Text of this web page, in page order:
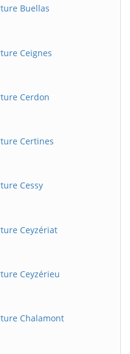
Buellas
Ceignes
Cerdon
Certines
Cessy
Ceyzériat
Ceyzérieu
Chalamont